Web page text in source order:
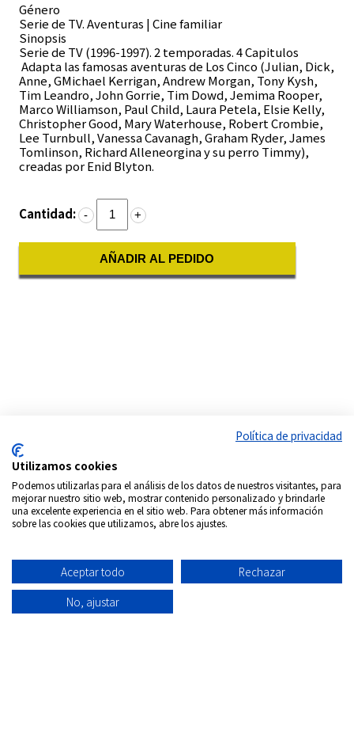
Género
Serie de TV. Aventuras | Cine familiar
Sinopsis
Serie de TV (1996-1997). 2 temporadas. 4 Capitulos
Adapta las famosas aventuras de Los Cinco (Julian, Dick,
Anne, GMichael Kerrigan, Andrew Morgan, Tony Kysh,
Tim Leandro, John Gorrie, Tim Dowd, Jemima Rooper,
Marco Williamson, Paul Child, Laura Petela, Elsie Kelly,
Christopher Good, Mary Waterhouse, Robert Crombie,
Lee Turnbull, Vanessa Cavanagh, Graham Ryder, James
Tomlinson, Richard Alleneorgina y su perro Timmy),
creadas por Enid Blyton.
Cantidad: - +
AÑADIR AL PEDIDO
Copyrigth © 2026Internacional DVD Spain - Tienda de
películas on-line
Todos los derechos Reservados
Política de privacidad
Utilizamos cookies
Podemos utilizarlas para el análisis de los datos de nuestros visitantes, para
mejorar nuestro sitio web, mostrar contenido personalizado y brindarle
una excelente experiencia en el sitio web. Para obtener más información
sobre las cookies que utilizamos, abre los ajustes.
Aceptar todo
Rechazar
No, ajustar